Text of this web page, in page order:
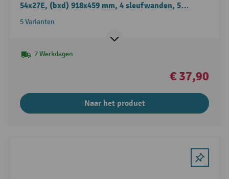
54x27E, (bxd) 918x459 mm, 4 sleufwanden, 5
scheidingspanelen
5 Varianten
7 Werkdagen
€ 37,90
Naar het product